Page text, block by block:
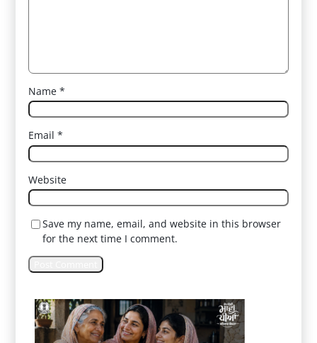
Name*
Email*
Website
Save my name, email, and website in this browser
for the next time I comment.